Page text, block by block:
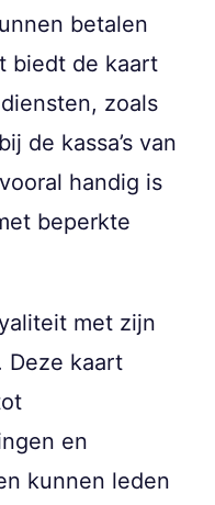
betalen
biedt de kaart
zoals
de kassa’s van
handig is
beperkte
met zijn
Deze kaart
en
kunnen leden